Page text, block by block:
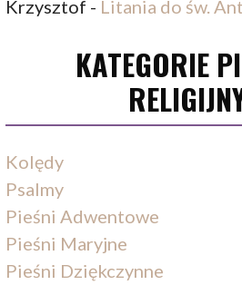
Krzysztof - Litania do św.
KATEGORIE
Kolędy
Psalmy
Pieśni Adwentowe
Pieśni Maryjne
Pieśni Dziękczynne